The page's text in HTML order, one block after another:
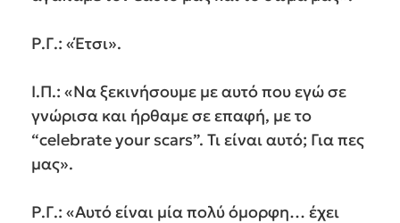
Ρ.Γ.: «Έτσι».
Ι.Π.: «Να ξεκινήσουμε με αυτό που εγώ σε
γνώρισα και ήρθαμε σε επαφή, με το
“celebrate your scars”. Τι είναι αυτό; Για πες
μας».
Ρ.Γ.: «Αυτό είναι μία πολύ όμορφη… έχει